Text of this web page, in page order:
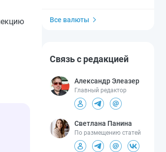
Все валюты
Связь с редакцией
Александр Элеазер
Главный редактор
Светлана Панина
По размещению статей